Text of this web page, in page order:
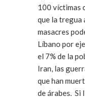
100 víctimas
que la tregua
masacres
Líbano por
el 7% de la
Iran, las
que han
de árabes. Si